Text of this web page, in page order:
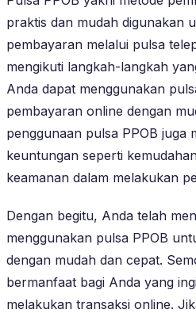
praktis dan mudah digunakan
pembayaran melalui pulsa
mengikuti langkah-langkah
Anda dapat menggunakan
pembayaran online dengan
penggunaan pulsa PPOB juga
keuntungan seperti
keamanan dalam melakukan
Dengan begitu, Anda telah
menggunakan pulsa PPOB
dengan mudah dan cepat.
bermanfaat bagi Anda yang
melakukan transaksi online.